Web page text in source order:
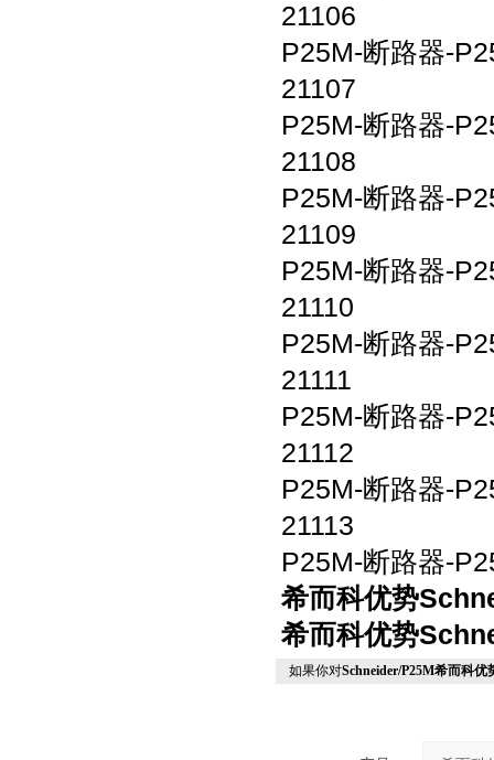
21106
P25M-断路器-
21107
P25M-断路器-
21108
P25M-断路器-
21109
P25M-断路器-
21110
P25M-断路器-
21111
P25M-断路器-
21112
P25M-断路器-
21113
P25M-断路器-
希而科优势
希而科优势
如果你对Schneider/P25M希而科优